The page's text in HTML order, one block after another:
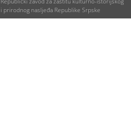
i prirodnog nasljeđa Republike Srpske